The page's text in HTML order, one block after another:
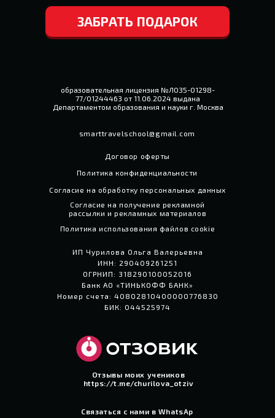
ЗАБРАТЬ ПОДАРОК
smarttravelschool@gmail.com
Политика конфиденциальности
Договор оферты
ИП Чурилова Ольга Валерьевна
ИНН: 290409261251
ОГРНИП: 318290100052016
Банк АО «ТИНЬКОФФ БАНК»
Номер счета: 40802810400000776830
БИК: 044525974
Политика использования файлов cookie
Согласие на получение рекламной
рассылки и рекламных материалов
Согласие на обработку персональных данных
Связаться с нами в WhatsAp
Отзывы моих учеников
https://t.me/churilova_otziv
образовательная лицензия №ЛО35-01298-
77/01244463 от 11.06.2024 выдана
Департаментом образования и науки г. Москва